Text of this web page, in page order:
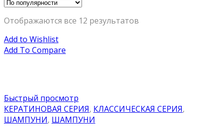
Отображаются все 12 результатов
Add to Wishlist
Add To Compare
Быстрый просмотр
КЕРАТИНОВАЯ СЕРИЯ, КЛАССИЧЕСКАЯ СЕРИЯ,
ШАМПУНИ, ШАМПУНИ